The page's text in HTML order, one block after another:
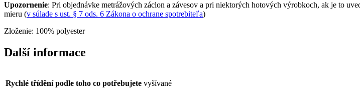
Upozornenie: Pri objednávke metrážových záclon a závesov a pri niektorých hotových výrobkoch, ak je to
mieru (v súlade s ust. § 7 ods. 6 Zákona o ochrane spotrebiteľa)
Zloženie: 100% polyester
Další informace
Rychlé třídění podle toho co potřebujete vyšívané